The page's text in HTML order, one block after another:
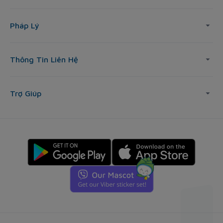
Pháp Lý
Thông Tin Liên Hệ
Trợ Giúp